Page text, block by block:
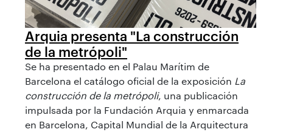
Arquia presenta "La construcción
de la metrópoli"
Se ha presentado en el Palau Marítim de
Barcelona el catálogo oficial de la exposición La
construcción de la metrópoli, una publicación
impulsada por la Fundación Arquia y enmarcada
en Barcelona, Capital Mundial de la Arquitectura